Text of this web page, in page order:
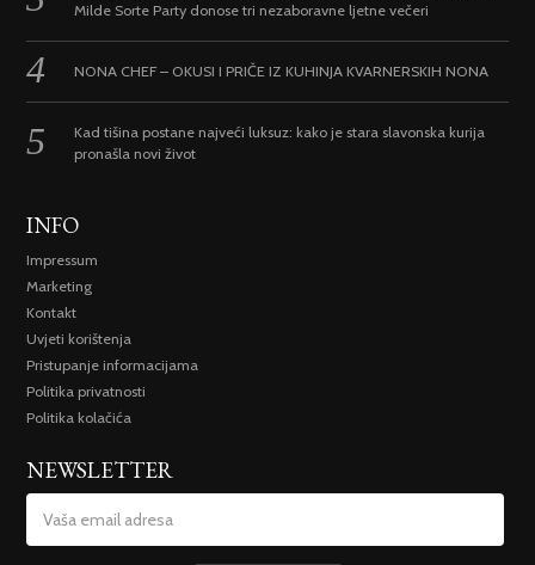
Milde Sorte Party donose tri nezaboravne ljetne večeri
NONA CHEF – OKUSI I PRIČE IZ KUHINJA KVARNERSKIH NONA
Kad tišina postane najveći luksuz: kako je stara slavonska kurija
pronašla novi život
INFO
Impressum
Marketing
Kontakt
Uvjeti korištenja
Pristupanje informacijama
Politika privatnosti
Politika kolačića
NEWSLETTER